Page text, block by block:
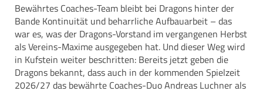
Bewährtes Coaches-Team bleibt bei Dragons hinter der
Bande Kontinuität und beharrliche Aufbauarbeit – das
war es, was der Dragons-Vorstand im vergangenen Herbst
als Vereins-Maxime ausgegeben hat. Und dieser Weg wird
in Kufstein weiter beschritten: Bereits jetzt geben die
Dragons bekannt, dass auch in der kommenden Spielzeit
2026/27 das bewährte Coaches-Duo Andreas Luchner als